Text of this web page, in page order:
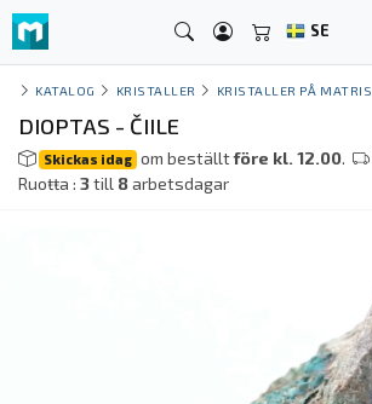
SE
KATALOG KRISTALLER KRISTALLER PÅ MATRIS
DIOPTAS - ČIILE
Skickas idag om beställtföre kl. 12.00.
Ruoŧŧa : 3till 8arbetsdagar